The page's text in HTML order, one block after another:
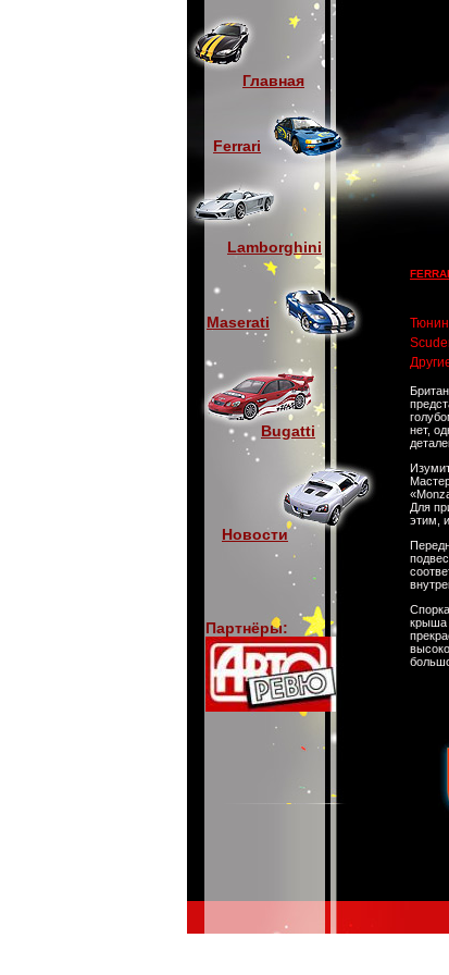
Главная
Ferrari
Lamborghini
Maserati
Bugatti
Новости
Партнёры:
нет,
Для
этим,
крыша